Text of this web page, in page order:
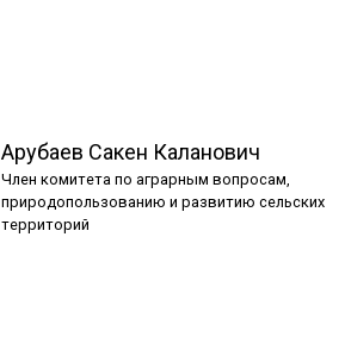
Арубаев Сакен Каланович
Член комитета по аграрным вопросам,
природопользованию и развитию сельских
территорий